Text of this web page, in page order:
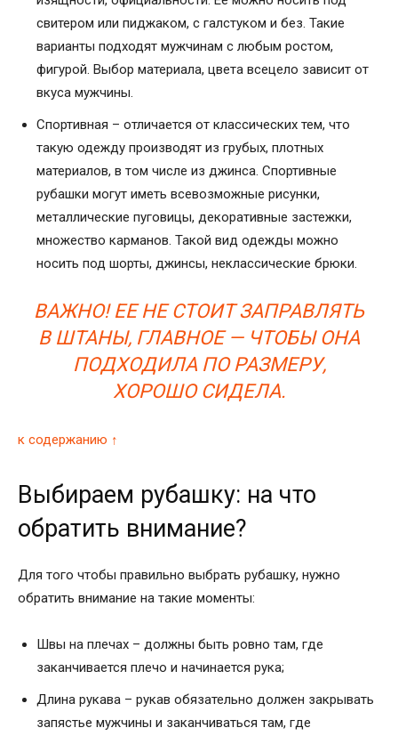
свитером или пиджаком, с галстуком и без. Такие
варианты подходят мужчинам с любым ростом,
фигурой. Выбор материала, цвета всецело зависит от
вкуса мужчины.
Спортивная – отличается от классических тем, что
такую одежду производят из грубых, плотных
материалов, в том числе из джинса. Спортивные
рубашки могут иметь всевозможные рисунки,
металлические пуговицы, декоративные застежки,
множество карманов. Такой вид одежды можно
носить под шорты, джинсы, неклассические брюки.
ВАЖНО! ЕЕ НЕ СТОИТ ЗАПРАВЛЯТЬ
В ШТАНЫ, ГЛАВНОЕ — ЧТОБЫ ОНА
ПОДХОДИЛА ПО РАЗМЕРУ,
ХОРОШО СИДЕЛА.
к содержанию ↑
Выбираем рубашку: на что
обратить внимание?
Для того чтобы правильно выбрать рубашку, нужно
обратить внимание на такие моменты:
Швы на плечах – должны быть ровно там, где
заканчивается плечо и начинается рука;
Длина рукава – рукав обязательно должен закрывать
запястье мужчины и заканчиваться там, где